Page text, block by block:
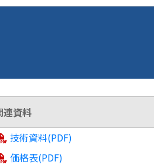
連資料
技術資料(PDF)
価格表(PDF)